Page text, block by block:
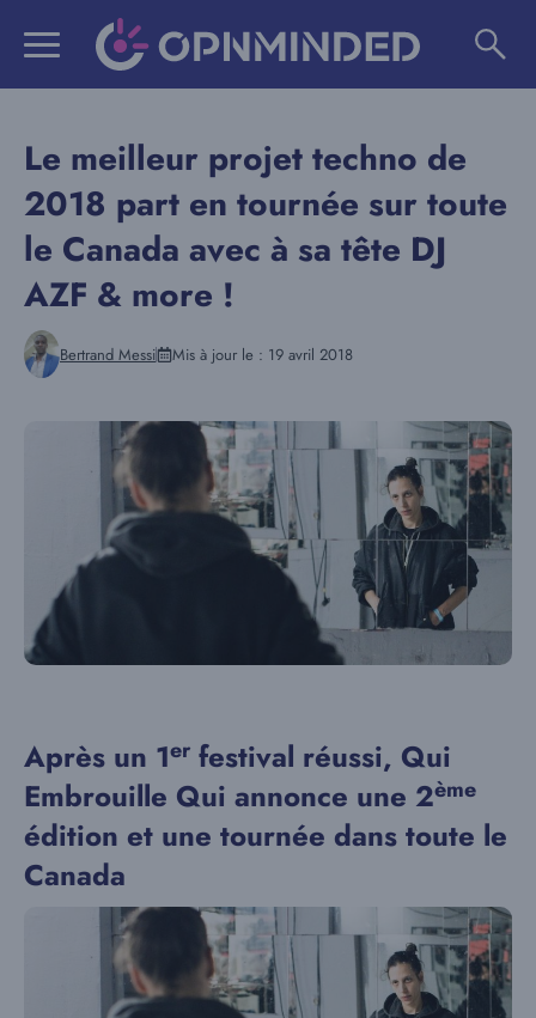
Le meilleur projet techno de
2018 part en tournée sur toute
le Canada avec à sa tête DJ
AZF & more !
Bertrand Messi Mis à jour le : 19 avril 2018
Après un 1er festival réussi, Qui
Embrouille Qui annonce une 2ème
édition et une tournée dans toute le
Canada